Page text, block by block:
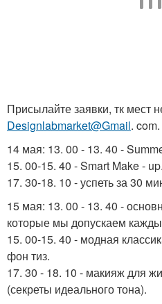
Присылайте заявки, тк мест
Designlabmarket@Gmail. com.
14 мая: 13. 00 - 13. 40 -
15. 00-15. 40 - Smart Make - up.
17. 30-18. 10 - успеть за 30
15 мая: 13. 00 - 13. 40 -
которые мы допускаем
15. 00-15. 40 - модная
фон тиз.
17. 30 - 18. 10 - макияж для
(секреты идеального тона).